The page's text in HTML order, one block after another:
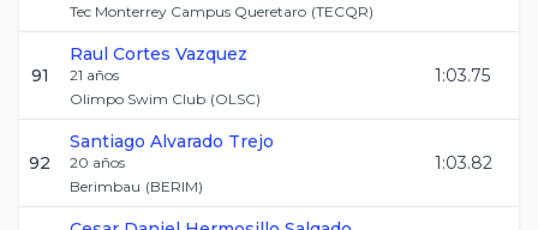
Tec Monterrey Campus Queretaro (TECQR)
91
Raul Cortes Vazquez
21 años
Olimpo Swim Club (OLSC)
1:03.75
92
Santiago Alvarado Trejo
20 años
Berimbau (BERIM)
1:03.82